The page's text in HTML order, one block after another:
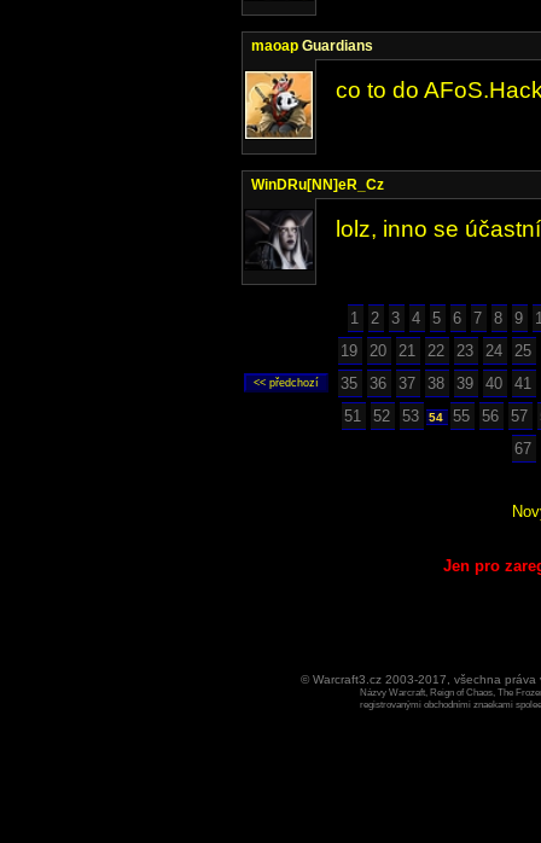
maoap Guardians
co to do
WinDRu[NN]eR_Cz
lolz, inno se
1 2 3 4 5 6 7 8 9
19
20 21 22 23 24
25
35
36 37 38 39 40
41
51
52 53 54 55 56 57
67
Jen pro
© Warcraft3.cz 2003-2017, všechna
Názvy Warcraft, Reign of Chaos, The
registrovanými obchodními znaekami